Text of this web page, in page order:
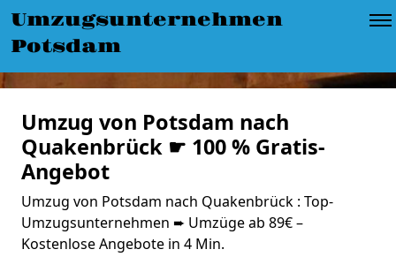
Umzugsunternehmen
Potsdam
Umzug von Potsdam nach
Quakenbrück ☛ 100 % Gratis-
Angebot
Umzug von Potsdam nach Quakenbrück : Top-
Umzugsunternehmen ➨ Umzüge ab 89€ –
Kostenlose Angebote in 4 Min.